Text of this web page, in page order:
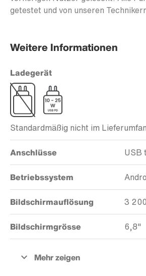
getestet und von unseren
Weitere Informationen
Ladegerät
Standardmäßig nicht im
Anschlüsse USB
Betriebssystem
Bildschirmauflösung 3
Bildschirmgrösse 6,8"